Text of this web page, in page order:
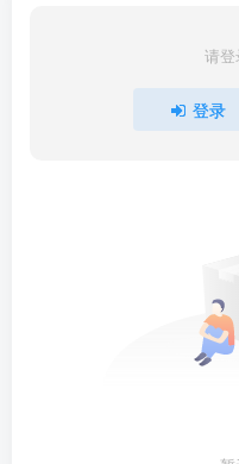
请
登录